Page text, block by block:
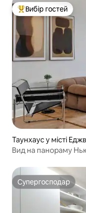
Топ вибір гостей
Вибір гостей
Таунхаус у місті
Вид на панораму
Супергосподар
Супергосподар